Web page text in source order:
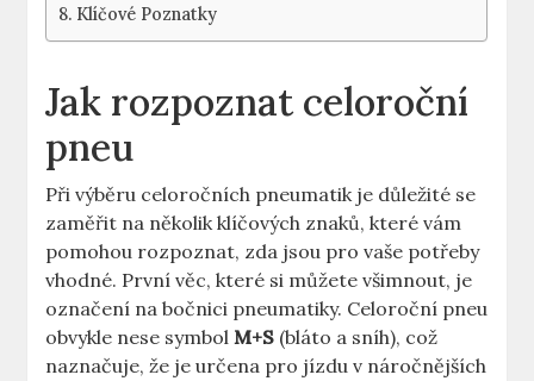
Klíčové Poznatky
Jak rozpoznat celoroční
pneu
Při výběru celoročních pneumatik je důležité se
zaměřit na několik klíčových znaků, které vám
pomohou rozpoznat, zda jsou pro vaše potřeby
vhodné. První věc, které si můžete všimnout, je
označení na bočnici pneumatiky. Celoroční pneu
obvykle nese symbolM+S (bláto a sníh), což
naznačuje, že je určena pro jízdu v náročnějších